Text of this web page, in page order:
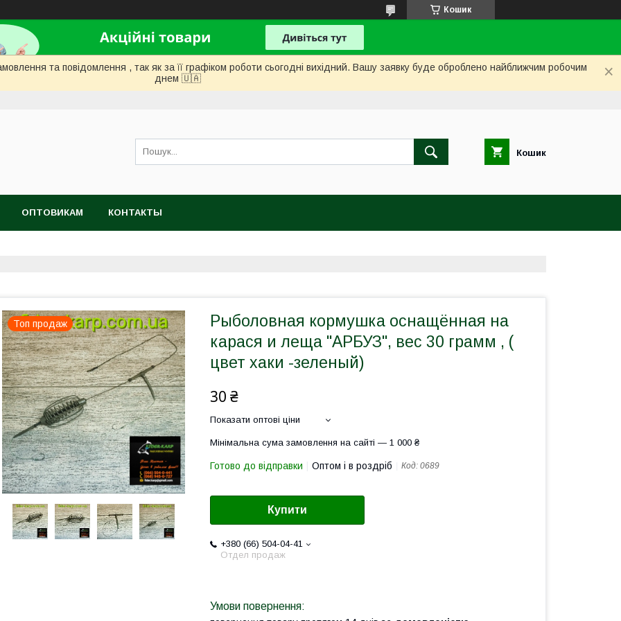
Кошик
та повідомлення , так як за її графіком роботи сьогодні вихідний. Вашу заявку буде оброблено найближчим робочим
днем ​​🇺🇦
Кошик
ОПТОВИКАМ КОНТАКТЫ
Топ продаж
Рыболовная кормушка оснащённая на
карася и леща "АРБУЗ", вес 30 грамм , (
цвет хаки -зеленый)
30 ₴
Показати оптові ціни
Мінімальна сума замовлення на сайті — 1 000 ₴
Готово до відправки Оптом і в роздріб Код: 0689
Купити
+380 (66) 504-04-41
Отдел продаж